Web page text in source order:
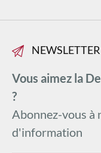
NEWSLETTER
Vous aimez la
?
Abonnez-vous à
d'information